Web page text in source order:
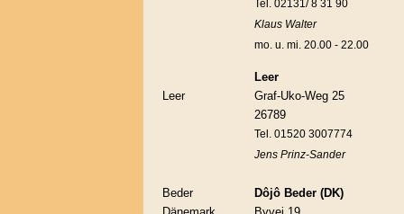
Tel. 02131/ 8 31 90
Klaus Walter
mo. u. mi. 20.00 - 22.00
Leer
Leer
Graf-Uko-Weg 25
26789
Tel. 01520 3007774
Jens Prinz-Sander
Beder
Dôjô Beder (DK)